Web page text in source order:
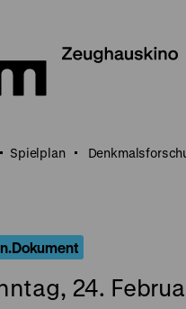
Spielplan
24.